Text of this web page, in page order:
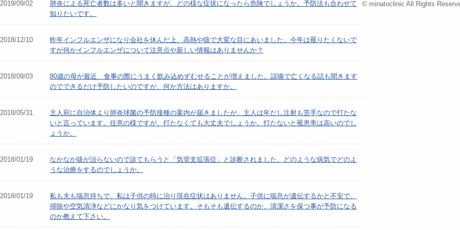
2019/09/02
肺炎による死亡者数は多いと聞きますが、どの様な症状になったら危険でしょうか。予防法も合わせて
知りたいです。
2018/12/10
昨年インフルエンザになり会社を休んだ上、高熱や咳で大変な目にあいました。今年は罹りたくないで
すが何かインフルエンザについて注意点や新しい情報はありませんか？
2018/09/03
80歳の母が最近、食事の際にうまく飲み込めずむせることが増えました。誤嚥で亡くなる話も聞きます
のでできるだけ予防したいのですが、何か方法はありますか。
2018/05/31
主人宛に自治体より肺炎球菌の予防接種の案内が届きましたが、主人は年だし注射も苦手なので打たな
いと言っています。任意の様ですが、打たなくても大丈夫でしょうか。打たないと罹患率は高いのでし
ょうか。
2018/01/19
なかなか咳が治らないので診てもらうと「気管支拡張症」と診断されました。どのような病気でどのよ
うな治療をするのでしょうか。
2018/01/19
私も夫も喘息持ちで、私は子供の時に治り現在症状はありません。子供に喘息が遺伝するかと不安で、
掃除や空気清浄などにかなり気をつけています。そもそも遺伝するのか、清潔さを保つ事が予防になる
のか教えて下さい。
© minatoclinic All Rights